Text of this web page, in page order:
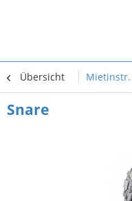
Übersicht Mietinstr.
Snare